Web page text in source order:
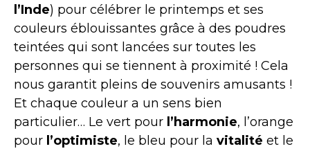
l’Inde) pour célébrer le printemps et ses
couleurs éblouissantes grâce à des poudres
teintées qui sont lancées sur toutes les
personnes qui se tiennent à proximité ! Cela
nous garantit pleins de souvenirs amusants !
Et chaque couleur a un sens bien
particulier… Le vert pour l’harmonie, l’orange
pour l’optimiste, le bleu pour la vitalité et le